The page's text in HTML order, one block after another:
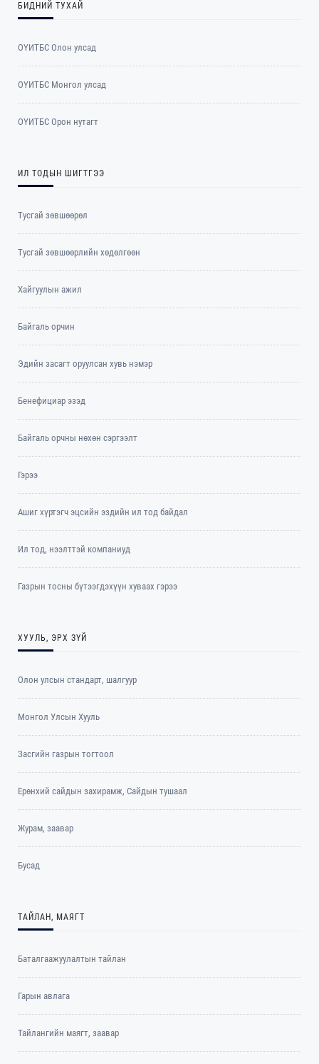
БИДНИЙ ТУХАЙ
ОҮИТБС Олон улсад
ОYИТБС Монгол улсад
ОYИТБС Орон нутагт
ИЛ ТОДЫН ШИГТГЭЭ
Тусгай зөвшөөрөл
Тусгай зөвшөөрлийн хөдөлгөөн
Хайгуулын ажил
Байгаль орчин
Эдийн засагт оруулсан хувь нэмэр
Бенефициар эзэд
Байгаль орчны нөхөн сэргээлт
Гэрээ
Ашиг хүртэгч эцсийн эздийн ил тод байдал
Ил тод, нээлттэй компаниуд
Газрын тосны бүтээгдэхүүн хуваах гэрээ
ХУУЛЬ, ЭРХ ЗҮЙ
Олон улсын стандарт, шалгуур
Монгол Улсын Хууль
Засгийн газрын тогтоол
Ерөнхий сайдын захирамж, Сайдын тушаал
Журам, заавар
Бусад
ТАЙЛАН, МАЯГТ
Баталгаажуулалтын тайлан
Гарын авлага
Тайлангийн маягт, заавар